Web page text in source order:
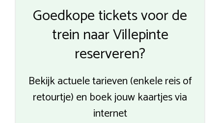
Goedkope tickets voor de
trein naar Villepinte
reserveren?
Bekijk actuele tarieven (enkele reis of
retourtje) en boek jouw kaartjes via
internet